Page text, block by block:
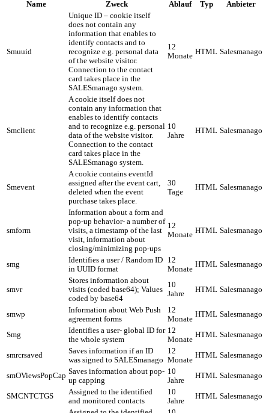
Name Zweck Ablauf Typ Anbieter
Smuuid
Unique ID – cookie itself
does not contain any
information that enables to
identify contacts and to
recognize e.g. personal data
of the website visitor.
Connection to the contact
card takes place in the
SALESmanago system.
12
Monate HTML Salesmanago
Smclient
A cookie itself does not
contain any information that
enables to identify contacts
and to recognize e.g. personal
data of the website visitor.
Connection to the contact
card takes place in the
SALESmanago system.
10
Jahre
HTML Salesmanago
Smevent
A cookie contains eventId
assigned after the event cart,
deleted when the event
purchase takes place.
30
Tage
HTML Salesmanago
smform
Information about a form and
pop-up behavior- a number of
visits, a timestamp of the last
visit, information about
closing/minimizing pop-ups
12
Monate HTML Salesmanago
smg
Identifies a user / Random ID
in UUID format
12
Monate
HTML Salesmanago
smvr
Stores information about
visits (coded base64); Values
coded by base64
10
Jahre
HTML Salesmanago
smwp
Information about Web Push
agreement forms
12
Monate
HTML Salesmanago
Smg
Identifies a user- global ID for
the whole system
12
Monate
HTML Salesmanago
smrcrsaved
Saves information if an ID
was signed to SALESmanago
12
Monate
HTML Salesmanago
smOViewsPopCap Saves information about pop-
up capping
10
Jahre
HTML Salesmanago
SMCNTCTGS
Assigned to the identified
and monitored contacts
10
Jahre
HTML Salesmanago